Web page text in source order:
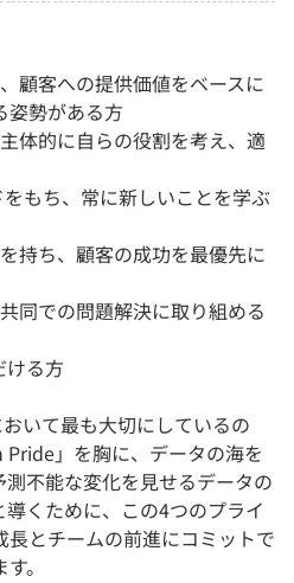
顧客への提供価値をベースに
姿勢がある方
体的に自らの役割を考え、適
をもち、常に新しいことを学ぶ
持ち、顧客の成功を最優先に
同での問題解決に取り組める
ける方
いて最も大切にしているの
」を胸に、データの海を
不能な変化を見せるデータの
くために、この4つのプライ
長とチームの前進にコミットで
。